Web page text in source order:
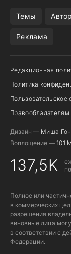
Темы
Реклама
Редакционная
Политика
Пользовательское
Правообладателям
Дизайн — Миша
Воплощение — 101
137,5K
Полное или
в коммерческих
разрешения
виновные лица
в соответствии с
Федерации.